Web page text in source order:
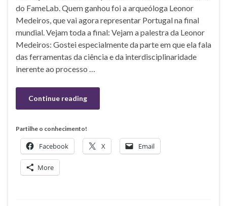
do FameLab. Quem ganhou foi a arqueóloga Leonor
Medeiros, que vai agora representar Portugal na final
mundial. Vejam toda a final: Vejam a palestra da Leonor
Medeiros: Gostei especialmente da parte em que ela fala
das ferramentas da ciência e da interdisciplinaridade
inerente ao processo …
Continue reading
Partilhe o conhecimento!
Facebook X Email
More